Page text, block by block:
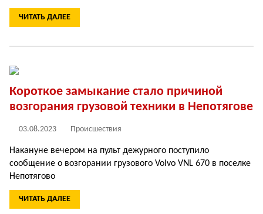
ЧИТАТЬ ДАЛЕЕ
Короткое замыкание стало причиной
возгорания грузовой техники в Непотягове
03.08.2023 Происшествия
Накануне вечером на пульт дежурного поступило
сообщение о возгорании грузового Volvo VNL 670 в поселке
Непотягово
ЧИТАТЬ ДАЛЕЕ